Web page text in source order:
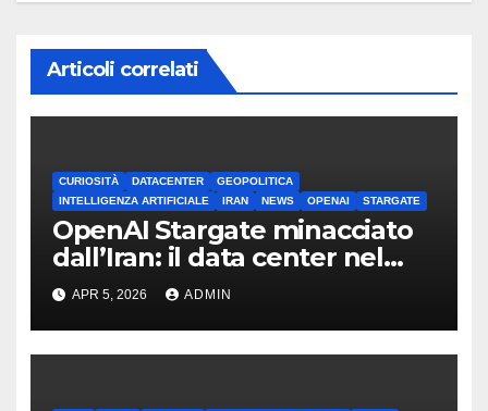
Articoli correlati
CURIOSITÀ DATACENTER
GEOPOLITICA
INTELLIGENZA ARTIFICIALE
IRAN NEWS OPENAI STARGATE
OpenAI Stargate minacciato
dall’Iran: il data center nel
mirino
APR 5, 2026 ADMIN